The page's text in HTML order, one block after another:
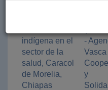
indígena en el
sector de la
salud, Caracol
de Morelia,
Chiapas
-
Vasca
y